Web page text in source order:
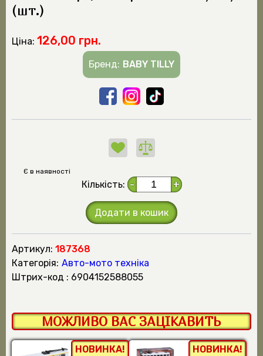
(шт.)
Ціна: 126,00 грн.
Бренд: BABY TILLY
Є в наявності
Кількість: - +
Додати в кошик
Артикул: 187368
Категорія: Авто-мото техніка
штрих-код : 6904152588055
МОЖЛИВО ВАС ЗАЦІКАВИТЬ
НОВИНКА! НОВИНКА!